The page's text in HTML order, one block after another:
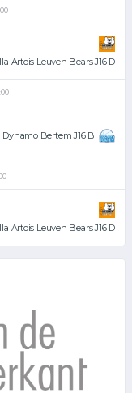
Artois Leuven Bears J16 D
Dynamo Bertem J16 B
Artois Leuven Bears J16 D